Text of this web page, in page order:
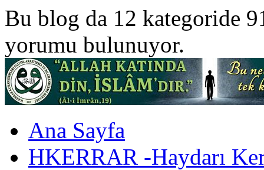
Bu blog da 12 kategoride
yorumu bulunuyor.
Ana Sayfa
HKERRAR -Haydarı